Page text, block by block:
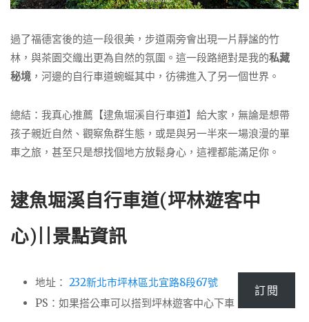
過了福德宮後的這一段很美，步道兩旁會出現一片靜謐的竹
林，與茶園交織出更為自然的氛圍。這一段路絕對是我的私藏
秘境 ，河邊的自行車道蜿蜒其中，彷彿進入了另一個世界。
總結：我真心推薦【逮魚堀溪自行車道】給大家，無論是想帶
孩子親近自然、觀察魚群生態，或是與另一半來一場浪漫的單
車之旅，甚至只是想找個地方放鬆身心，這裡都能滿足你。
逮魚堀溪自行車道(坪林遊客中
心)||景點資訊
地址： 232新北市坪林區北宜路8段67號
PS：如果搭公車可以搭到坪林遊客中心下車
訂閱